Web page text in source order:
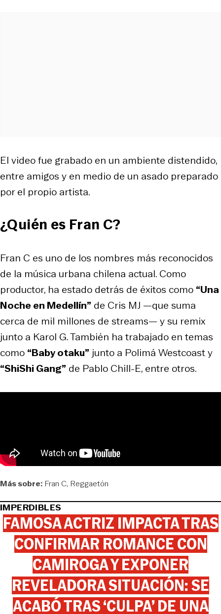
El video fue grabado en un ambiente distendido,
entre amigos y en medio de un asado preparado
por el propio artista.
¿Quién es Fran C?
Fran C es uno de los nombres más reconocidos
de la música urbana chilena actual. Como
productor, ha estado detrás de éxitos como “Una
Noche en Medellín” de Cris MJ —que suma
cerca de mil millones de streams— y su remix
junto a Karol G. También ha trabajado en temas
como “Baby otaku” junto a Polimá Westcoast y
“ShiShi Gang” de Pablo Chill-E, entre otros.
Más sobre: Fran C Reggaetón
IMPERDIBLES
FAMOSA ACTRIZ IMPACTA TRAS
CONFIRMAR ROMANCE CON
CAMIROGA Y EXPONER
REVELADORA SITUACIÓN: SE
ACABÓ TRAS ‘CULPA’ DE UNA